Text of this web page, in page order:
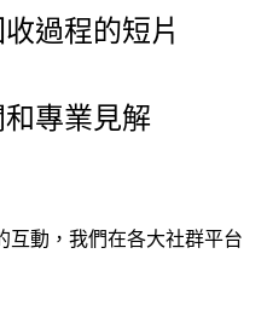
過程的短片
專業見解
互動，我們在各大社群平台